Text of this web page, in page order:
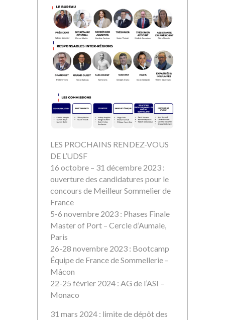
LES PROCHAINS RENDEZ-VOUS
DE L’UDSF
16 octobre – 31 décembre 2023 :
ouverture des candidatures pour le
concours de Meilleur Sommelier de
France
5-6 novembre 2023 : Phases Finale
Master of Port – Cercle d’Aumale,
Paris
26-28 novembre 2023 : Bootcamp
Équipe de France de Sommellerie –
Mâcon
22-25 février 2024 : AG de l’ASI –
Monaco
31 mars 2024 : limite de dépôt des